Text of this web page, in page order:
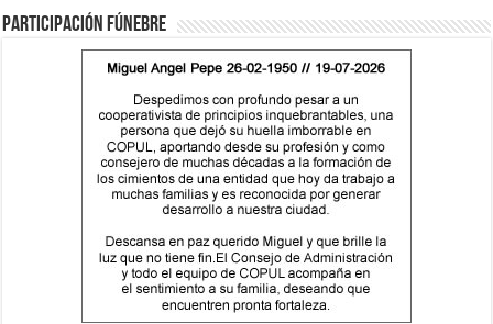
Participación fúnebre